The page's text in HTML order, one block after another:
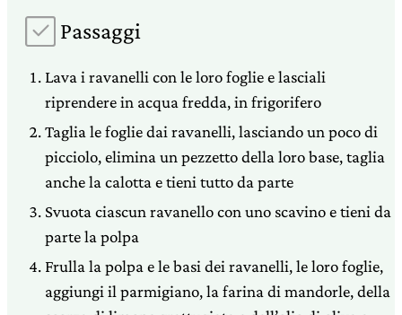
Passaggi
Lava i ravanelli con le loro foglie e lasciali
riprendere in acqua fredda, in frigorifero
Taglia le foglie dai ravanelli, lasciando un poco di
picciolo, elimina un pezzetto della loro base, taglia
anche la calotta e tieni tutto da parte
Svuota ciascun ravanello con uno scavino e tieni da
parte la polpa
Frulla la polpa e le basi dei ravanelli, le loro foglie,
aggiungi il parmigiano, la farina di mandorle, della